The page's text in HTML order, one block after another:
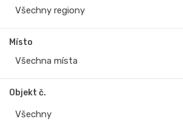
Všechny regiony
Místo
Všechna místa
Objekt č.